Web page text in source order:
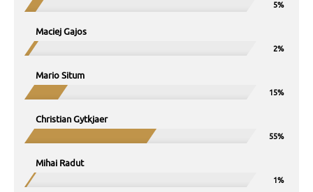
Maciej Gajos
Mario Situm
Christian Gytkjaer
Mihai Radut